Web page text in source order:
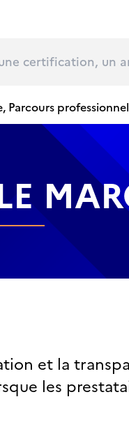
Parcours professionnel
et la
les